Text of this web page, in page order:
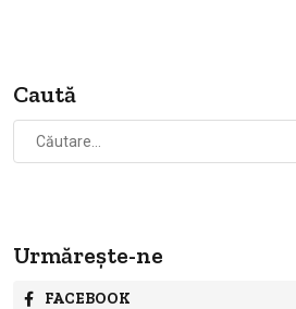
Caută
Caută
după:
Urmărește-ne
FACEBOOK